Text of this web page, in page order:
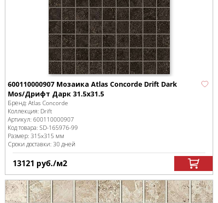
600110000907 Мозаика Atlas Concorde Drift Dark
Mos/Дрифт Дарк 31.5x31.5
Бренд: Atlas Concorde
Коллекция: Drift
Артикул: 600110000907
Код товара: SD-165976-99
Размер: 315x315 мм
Сроки доставки: 30 дней
13121 руб./м2